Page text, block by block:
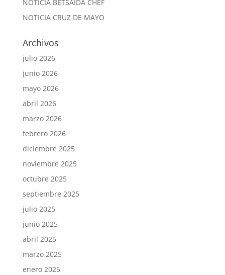
NOTICIA BETSAIDA CHEF
NOTICIA CRUZ DE MAYO
Archivos
julio 2026
junio 2026
mayo 2026
abril 2026
marzo 2026
febrero 2026
diciembre 2025
noviembre 2025
octubre 2025
septiembre 2025
julio 2025
junio 2025
abril 2025
marzo 2025
enero 2025